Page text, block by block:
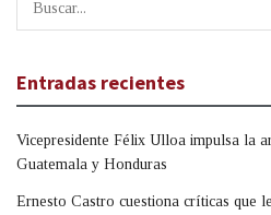
Entradas recientes
Vicepresidente Félix Ulloa impulsa la
Guatemala y Honduras
Ernesto Castro cuestiona críticas que